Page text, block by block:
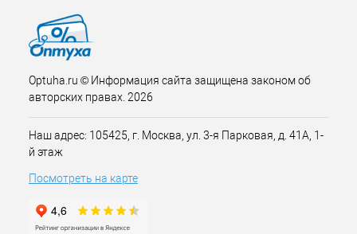
Optuha.ru © Информация сайта защищена законом об
авторских правах. 2026
Наш адрес: 105425, г. Москва, ул. 3-я Парковая, д. 41А, 1-
й этаж
Посмотреть на карте